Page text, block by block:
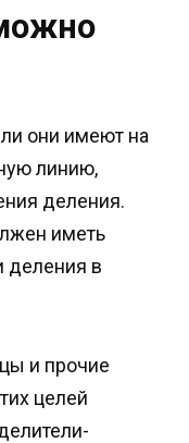
они имеют на
линию,
деления.
иметь
деления в
и прочие
целей